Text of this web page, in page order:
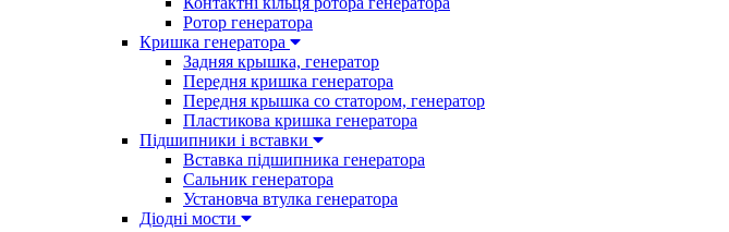
Ротор генератора
Кришка генератора
Задняя крышка, генератор
Передня кришка генератора
Передня крышка со статором, генератор
Пластикова кришка генератора
Підшипники і вставки
Вставка підшипника генератора
Сальник генератора
Установча втулка генератора
Діодні мости